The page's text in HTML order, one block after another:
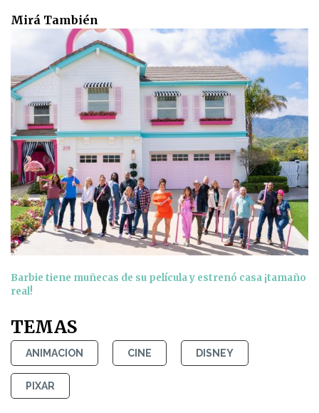
Mirá También
Barbie tiene muñecas de su película y estrenó casa ¡tamaño
real!
TEMAS
ANIMACION CINE DISNEY
PIXAR